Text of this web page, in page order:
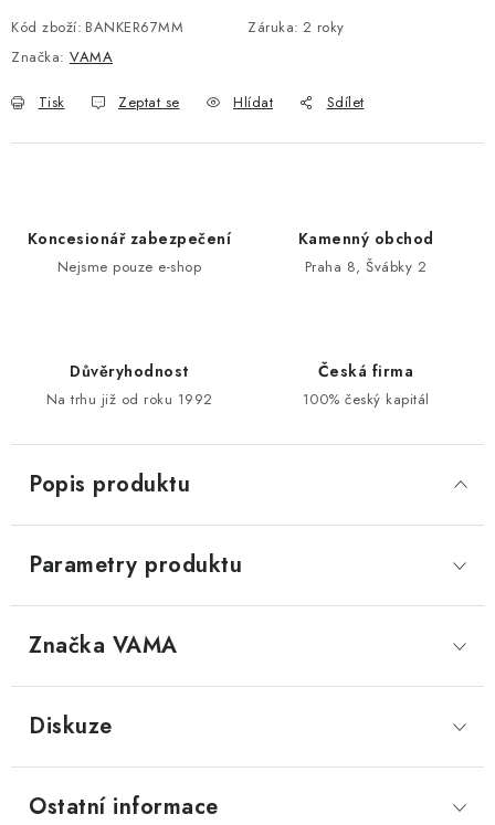
Kód zboží: BANKER67MM Záruka: 2 roky
Značka: VAMA
Tisk Zeptat se Hlídat Sdílet
Koncesionář zabezpečení
Nejsme pouze e-shop
Kamenný obchod
Praha 8, Švábky 2
Důvěryhodnost
Na trhu již od roku 1992
Česká firma
100% český kapitál
Popis produktu
Parametry produktu
Značka VAMA
Diskuze
Ostatní informace